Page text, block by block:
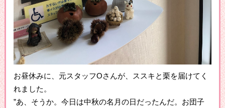
お昼休みに、元スタッフOさんが、ススキと栗を届けてく
れました。
”あ、そうか。今日は中秋の名月の日だったんだ。お団子